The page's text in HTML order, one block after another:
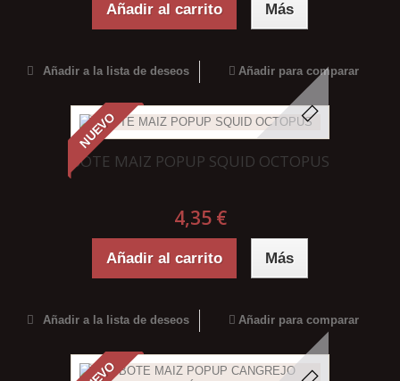
Añadir al carrito Más
Añadir a la lista de deseos Añadir para comparar
NUEVO
BOTE MAIZ POPUP SQUID OCTOPUS
4,35 €
Añadir al carrito Más
Añadir a la lista de deseos Añadir para comparar